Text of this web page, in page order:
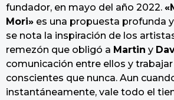
fundador, en mayo del año 2022.
Mori» es una propuesta profunda
se nota la inspiración de los
remezón que obligó a Martin y
comunicación entre ellos y
conscientes que nunca. Aun
instantáneamente, vale todo el